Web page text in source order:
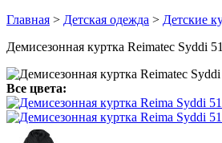
Главная > Детская одежда > Детские
Демисезонная куртка Reimatec Syddi
Все цвета: